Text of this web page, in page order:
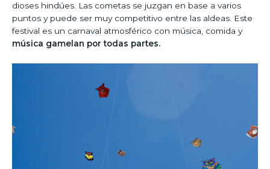
dioses hindúes. Las cometas se juzgan en base a varios
puntos y puede ser muy competitivo entre las aldeas. Este
festival es un carnaval atmosférico con música, comida y
música gamelan por todas partes.